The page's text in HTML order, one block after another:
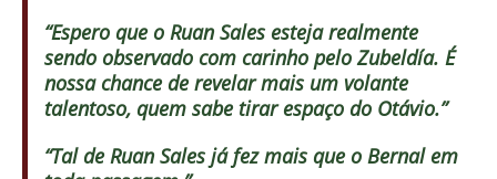
“Espero que o Ruan Sales esteja realmente
sendo observado com carinho pelo Zubeldía. É
nossa chance de revelar mais um volante
talentoso, quem sabe tirar espaço do Otávio.”
“Tal de Ruan Sales já fez mais que o Bernal em